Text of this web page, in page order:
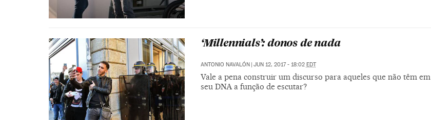
‘Millennials’: donos de nada
ANTONIO NAVALÓN | JUN 12, 2017 - 18:02 EDT
Vale a pena construir um discurso para aqueles que não têm em
seu DNA a função de escutar?